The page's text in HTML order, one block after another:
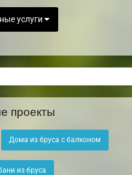
услуги
проекты
Дома из бруса с балконом
из бруса